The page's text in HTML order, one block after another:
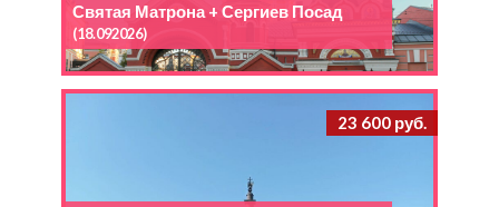
Святая Матрона + Сергиев Посад
(18.092026)
23 600 руб.